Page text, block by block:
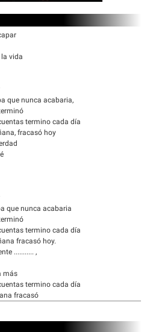
vida
que nunca acabaria,
termino cada día
fracasó hoy
que nunca acabaria
termino cada día
fracasó hoy.
........... ,
más
termino cada día
fracasó